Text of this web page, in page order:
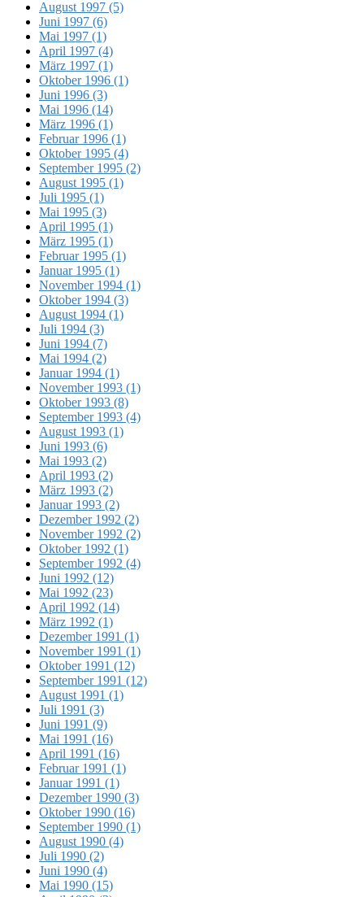
August 1997 (5)
Juni 1997 (6)
Mai 1997 (1)
April 1997 (4)
März 1997 (1)
Oktober 1996 (1)
Juni 1996 (3)
Mai 1996 (14)
März 1996 (1)
Februar 1996 (1)
Oktober 1995 (4)
September 1995 (2)
August 1995 (1)
Juli 1995 (1)
Mai 1995 (3)
April 1995 (1)
März 1995 (1)
Februar 1995 (1)
Januar 1995 (1)
November 1994 (1)
Oktober 1994 (3)
August 1994 (1)
Juli 1994 (3)
Juni 1994 (7)
Mai 1994 (2)
Januar 1994 (1)
November 1993 (1)
Oktober 1993 (8)
September 1993 (4)
August 1993 (1)
Juni 1993 (6)
Mai 1993 (2)
April 1993 (2)
März 1993 (2)
Januar 1993 (2)
Dezember 1992 (2)
November 1992 (2)
Oktober 1992 (1)
September 1992 (4)
Juni 1992 (12)
Mai 1992 (23)
April 1992 (14)
März 1992 (1)
Dezember 1991 (1)
November 1991 (1)
Oktober 1991 (12)
September 1991 (12)
August 1991 (1)
Juli 1991 (3)
Juni 1991 (9)
Mai 1991 (16)
April 1991 (16)
Februar 1991 (1)
Januar 1991 (1)
Dezember 1990 (3)
Oktober 1990 (16)
September 1990 (1)
August 1990 (4)
Juli 1990 (2)
Juni 1990 (4)
Mai 1990 (15)